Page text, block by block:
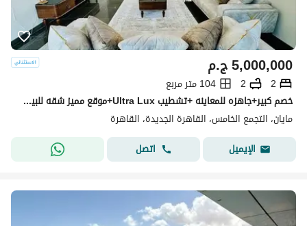
ج.م5,000,000
2
2
104 متر مربع
خصم كبير+جاهزه للمعاينه +تشطيب Ultra Lux+موقع مميز شقه للبيع في كمبوند مايان التجمع الخامس بين سوان ليك حسن علام و LMD دقايق من HYDE PARK & MIVIDA
مايان، التجمع الخامس، القاهرة الجديدة، القاهرة
الإيميل
اتصل